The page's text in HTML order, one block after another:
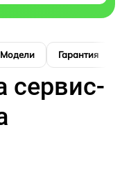
Модели Гарантия
сервис-